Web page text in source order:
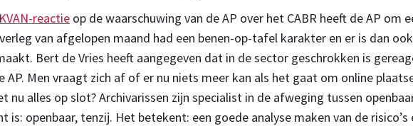
KVAN-reactie op de waarschuwing van de AP over het CABR heeft de AP om
van afgelopen maand had een benen-op-tafel karakter en er is dan
Bert de Vries heeft aangegeven dat in de sector geschrokken is
AP. Men vraagt zich af of er nu niets meer kan als het gaat om online
nu alles op slot? Archivarissen zijn specialist in de afweging tussen
is: openbaar, tenzij. Het betekent: een goede analyse maken van de risico’s